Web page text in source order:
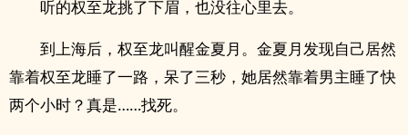
听的权至龙挑了下眉，也没往心里去。
到上海后，权至龙叫醒金夏月。金夏月发现自己居然
靠着权至龙睡了一路，呆了三秒，她居然靠着男主睡了快
两个小时？真是……找死。